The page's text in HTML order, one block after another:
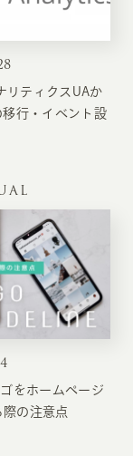
リティクスUAか
移行・イベント設
をホームページ
の注意点